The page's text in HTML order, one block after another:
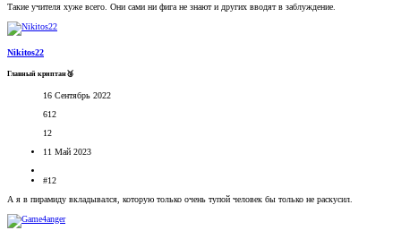
Такие учителя хуже всего. Они сами ни фига не знают и других вводят в заблуждение.
Nikitos22
Главный криптан🥉
16 Сентябрь 2022
612
12
11 Май 2023
#12
А я в пирамиду вкладывался, которую только очень тупой человек бы только не раскусил.